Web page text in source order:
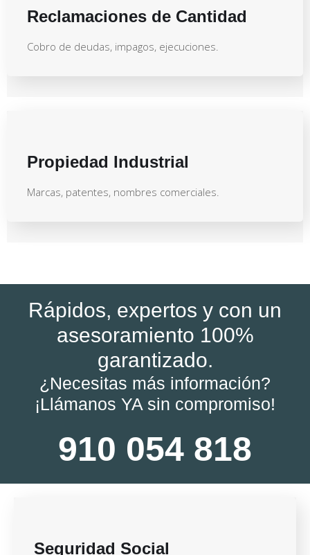
Reclamaciones de Cantidad
Cobro de deudas, impagos, ejecuciones.
Propiedad Industrial
Marcas, patentes, nombres comerciales.
Rápidos, expertos y con un
asesoramiento 100%
garantizado.
¿Necesitas más información?
¡Llámanos YA sin compromiso!
910 054 818
Seguridad Social